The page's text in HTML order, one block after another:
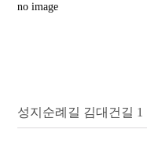
no image
성지순례길 김대건길 1